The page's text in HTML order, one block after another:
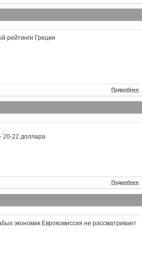
рейтинги Греции
Подробнее
20-22 доллара
Подробнее
экономик Еврокомиссия не рассматривает